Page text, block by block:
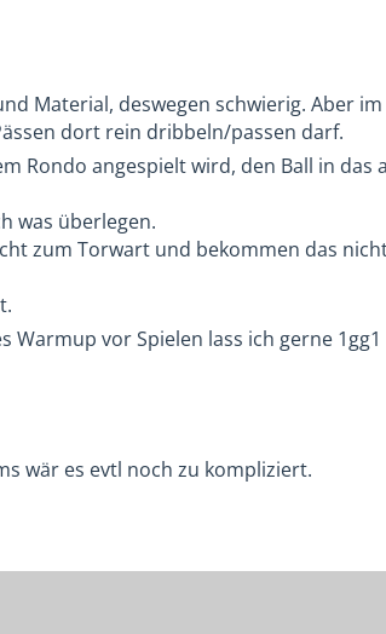
Material, deswegen schwierig. Aber
dort rein dribbeln/passen darf.
Rondo angespielt wird, den Ball in
was überlegen.
zum Torwart und bekommen das
vor Spielen lass ich gerne
wär es evtl noch zu kompliziert.